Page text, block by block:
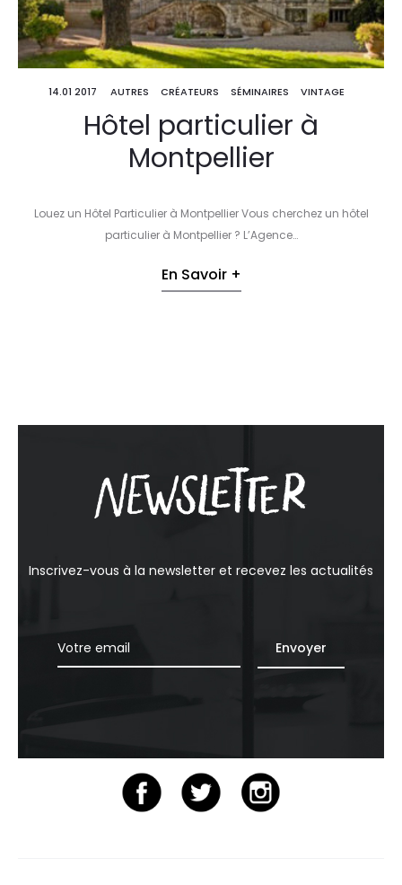
14.01 2017 AUTRES CRÉATEURS SÉMINAIRES VINTAGE
Hôtel particulier à
Montpellier
Louez un Hôtel Particulier à Montpellier Vous cherchez un hôtel
particulier à Montpellier ? L’Agence…
En Savoir +
Inscrivez-vous à la newsletter et recevez les actualités